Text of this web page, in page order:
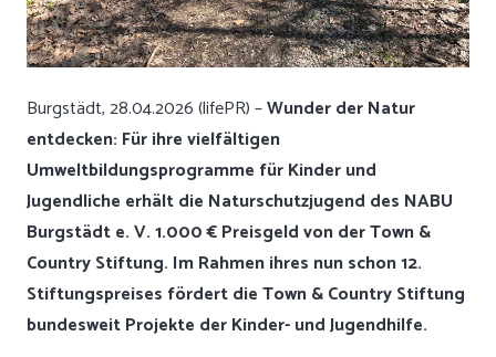
Burgstädt, 28.04.2026 (lifePR) –Wunder der Natur
entdecken: Für ihre vielfältigen
Umweltbildungsprogramme für Kinder und
Jugendliche erhält die Naturschutzjugend des NABU
Burgstädt e. V. 1.000 € Preisgeld von der Town &
Country Stiftung. Im Rahmen ihres nun schon 12.
Stiftungspreises fördert die Town & Country Stiftung
bundesweit Projekte der Kinder- und Jugendhilfe.